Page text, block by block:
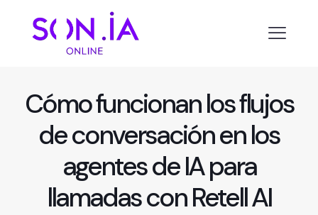
Cómo funcionan los flujos
de conversación en los
agentes de IA para
llamadas con Retell AI